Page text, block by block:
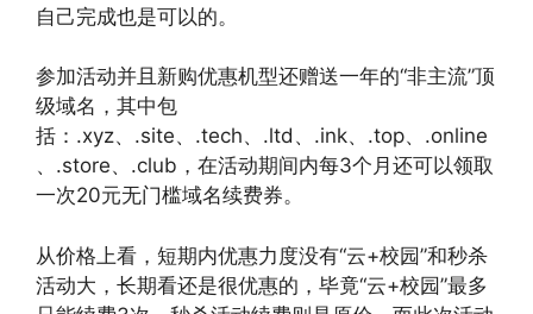
自己完成也是可以的。
参加活动并且新购优惠机型还赠送一年的“非主流”顶
级域名，其中包
括：.xyz、.site、.tech、.ltd、.ink、.top、.online
、.store、.club，在活动期间内每3个月还可以领取
一次20元无门槛域名续费券。
从价格上看，短期内优惠力度没有“云+校园”和秒杀
活动大，长期看还是很优惠的，毕竟“云+校园”最多